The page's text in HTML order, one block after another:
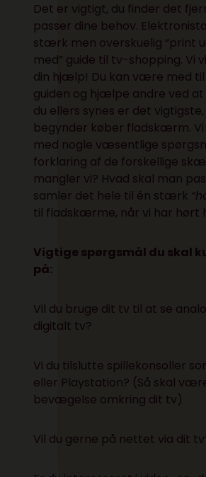
Det er vigtigt, du finder det
passer dine behov.
stærk men overskuelig “print
med” guide til tv-shopping. Vi
din hjælp! Du kan være med til
guiden og hjælpe andre ved at
du ellers synes er det
begynder køber fladskærm.
med nogle væsentlige
forklaring af de forskellige
mangler vi? Hvad skal man
samler det hele til én stærk
til fladskærme, når vi har hørt
Vigtige spørgsmål du skal
på:
Vil du bruge dit tv til at se
digitalt tv?
Vi du tilslutte spillekonsoller
eller Playstation? (Så skal
bevægelse omkring dit tv)
Vil du gerne på nettet via dit